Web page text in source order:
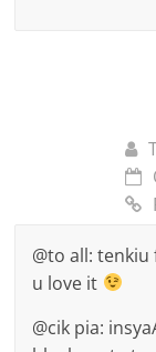
@to all:
u love it
@cik pia: